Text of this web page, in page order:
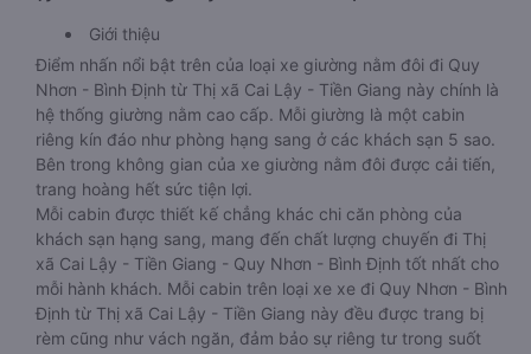
Giới thiệu
Điểm nhấn nổi bật trên của loại xe giường nằm đôi đi Quy
Nhơn - Bình Định từ Thị xã Cai Lậy - Tiền Giang này chính là
hệ thống giường nằm cao cấp. Mỗi giường là một cabin
riêng kín đáo như phòng hạng sang ở các khách sạn 5 sao.
Bên trong không gian của xe giường nằm đôi được cải tiến,
trang hoàng hết sức tiện lợi.
Mỗi cabin được thiết kế chẳng khác chi căn phòng của
khách sạn hạng sang, mang đến chất lượng chuyến đi Thị
xã Cai Lậy - Tiền Giang - Quy Nhơn - Bình Định tốt nhất cho
mỗi hành khách. Mỗi cabin trên loại xe xe đi Quy Nhơn - Bình
Định từ Thị xã Cai Lậy - Tiền Giang này đều được trang bị
rèm cũng như vách ngăn, đảm bảo sự riêng tư trong suốt